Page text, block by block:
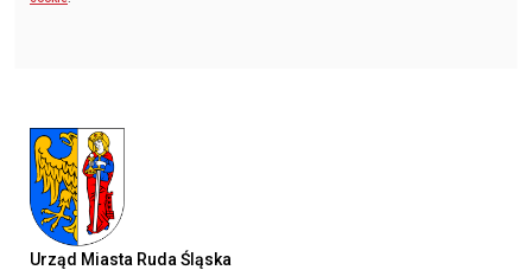
Urząd Miasta Ruda Śląska